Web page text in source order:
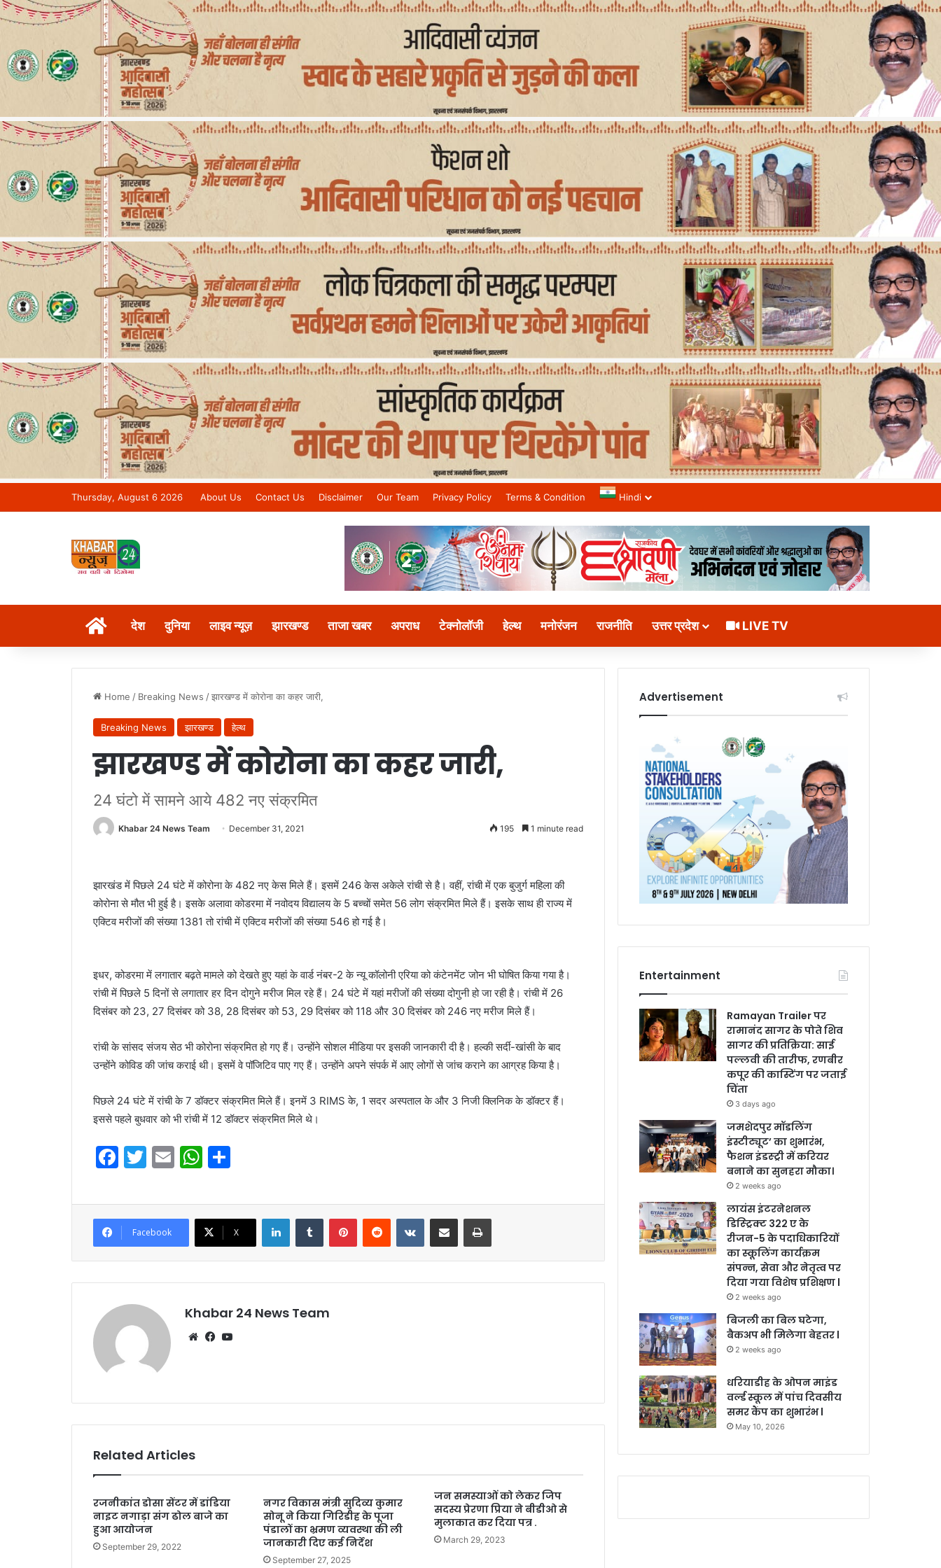
Thursday, August 6 2026 About Us Contact Us Disclaimer Our Team Privacy Policy Terms & Condition Hindi
Khabar 24 News Tv | Bihar/Jharkhand No.1 News Channel
देश दुनिया लाइव न्यूज़ झारखण्ड ताजा खबर अपराध टेक्नोलॉजी हेल्थ मनोरंजन राजनीति उत्तर प्रदेश LIVE TV
Home / Breaking News /झारखण्ड में कोरोना का कहर जारी,
Breaking News झारखण्ड हेल्थ
झारखण्ड में कोरोना का कहर जारी,
24 घंटो में सामने आये 482 नए संक्रमित
Khabar 24 News Team December 31, 2021 195 1 minute read
झारखंड में पिछले 24 घंटे में कोरोना के 482 नए केस मिले हैं। इसमें 246 केस अकेले रांची से है। वहीं, रांची में एक बुजुर्ग महिला की
कोरोना से मौत भी हुई है। इसके अलावा कोडरमा में नवोदय विद्यालय के 5 बच्चों समेत 56 लोग संक्रमित मिले हैं। इसके साथ ही राज्य में
एक्टिव मरीजों की संख्या 1381 तो रांची में एक्टिव मरीजों की संख्या 546 हो गई है।
इधर, कोडरमा में लगातार बढ़ते मामले को देखते हुए यहां के वार्ड नंबर-2 के न्यू कॉलोनी एरिया को कंटेनमेंट जोन भी घोषित किया गया है।
रांची में पिछले 5 दिनों से लगातार हर दिन दोगुने मरीज मिल रहे हैं। 24 घंटे में यहां मरीजों की संख्या दोगुनी हो जा रही है। रांची में 26
दिसंबर को 23, 27 दिसंबर को 38, 28 दिसंबर को 53, 29 दिसंबर को 118 और 30 दिसंबर को 246 नए मरीज मिले हैं।
रांची के सांसद संजय सेठ भी कोरोना संक्रमित हो गए हैं। उन्होंने सोशल मीडिया पर इसकी जानकारी दी है। हल्की सर्दी-खांसी के बाद
उन्होंने कोविड की जांच कराई थी। इसमें वे पॉजिटिव पाए गए हैं। उन्होंने अपने संपर्क में आए लोगों से जांच कराने का आग्रह किया है।
पिछले 24 घंटे में रांची के 7 डॉक्टर संक्रमित मिले हैं। इनमें 3 RIMS के, 1 सदर अस्पताल के और 3 निजी क्लिनिक के डॉक्टर हैं।
इससे पहले बुधवार को भी रांची में 12 डॉक्टर संक्रमित मिले थे।
F
c
e
b
o
o
k
T
itt
er
E
ai
l
W
at
s
A
p
p
ar
e
Facebook X
LinkedInTumblr PinterestReddit VKontakteShare via Email Print
Khabar 24 News Team
WebsiteFacebook
Related Articles
रजनीकांत डोसा सेंटर में डांडिया
नाइट नगाड़ा संग ढोल बाजे का
हुआ आयोजन
September 29, 2022
नगर विकास मंत्री सुदिव्य कुमार
सोनू ने किया गिरिडीह के पूजा
पंडालों का भ्रमण व्यवस्था की ली
जानकारी दिए कई निर्देश
September 27, 2025
जन समस्याओं को लेकर जिप
सदस्य प्रेरणा प्रिया ने बीडीओ से
मुलाकात कर दिया पत्र .
March 29, 2023
Advertisement
Entertainment
Ramayan Trailer पर
रामानंद सागर के पोते शिव
सागर की प्रतिक्रिया: साई
पल्लवी की तारीफ, रणबीर
कपूर की कास्टिंग पर जताई
चिंता
3 days ago
जमशेदपुर मॉडलिंग
इंस्टीट्यूट’ का शुभारंभ,
फैशन इंडस्ट्री में करियर
बनाने का सुनहरा मौका।
2 weeks ago
लायंस इंटरनेशनल
डिस्ट्रिक्ट 322 ए के
रीजन-5 के पदाधिकारियों
का स्कूलिंग कार्यक्रम
संपन्न, सेवा और नेतृत्व पर
दिया गया विशेष प्रशिक्षण l
2 weeks ago
बिजली का बिल घटेगा,
बैकअप भी मिलेगा बेहतर l
2 weeks ago
धरियाडीह के ओपन माइंड
वर्ल्ड स्कूल में पांच दिवसीय
समर कैंप का शुभारंभ l
May 10, 2026